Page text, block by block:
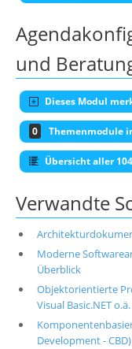
und
Dieses Modul
0 Themenmodule
Übersicht aller
Verwandte
Moderne
Überblick
Objektorientierte
Visual Basic.NET o.ä.
Development - CBD)